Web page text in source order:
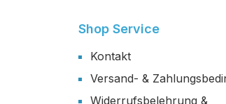
Shop Service
Kontakt
Versand- &
Widerrufsbelehrung &